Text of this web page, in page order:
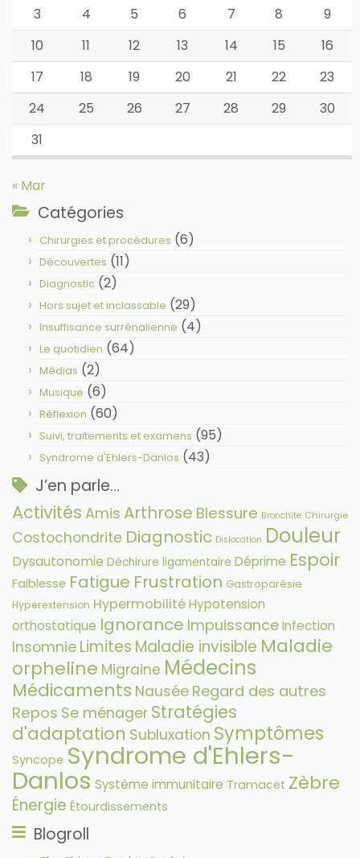
3
4 5 6 7 8
9
10
11 12 13 14 15
16
17
18 19 20 21 22
23
24
25 26 27 28 29
30
31
« Mar
Catégories
Chirurgies et procédures (6)
Découvertes (11)
Diagnostic (2)
Hors sujet et inclassable (29)
Insuffisance surrénalienne (4)
Le quotidien (64)
Médias (2)
Musique (6)
Réflexion (60)
Suivi, traitements et examens (95)
Syndrome d'Ehlers-Danlos (43)
J’en parle…
Activités Amis Arthrose Blessure Bronchite Chirurgie
Costochondrite Diagnostic Dislocation Douleur
Dysautonomie Déchirure ligamentaire Déprime Espoir
Faiblesse Fatigue Frustration Gastroparésie
Hyperextension HypermobilitéHypotension
orthostatique Ignorance ImpuissanceInfection
Insomnie Limites Maladie invisible Maladie
orpheline Migraine Médecins
Médicaments Nausée Regard des autres
Repos Se ménager Stratégies
d'adaptation Subluxation Symptômes
Syncope Syndrome d'Ehlers-
Danlos Système immunitaire Tramacet Zèbre
Énergie Étourdissements
Blogroll